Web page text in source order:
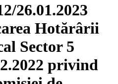
26.01.2023
Hotărârii
Sector 5
privind